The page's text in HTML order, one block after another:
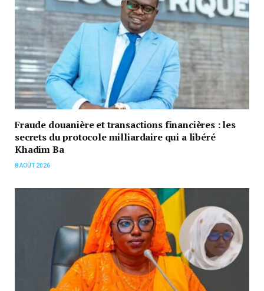
Fraude douanière et transactions financières : les
secrets du protocole milliardaire qui a libéré
Khadim Ba
8 AOÛT 2026